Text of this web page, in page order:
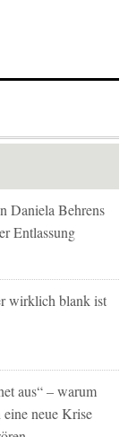
Daniela Behrens
Entlassung
wirklich blank ist
aus“ – warum
neue Krise